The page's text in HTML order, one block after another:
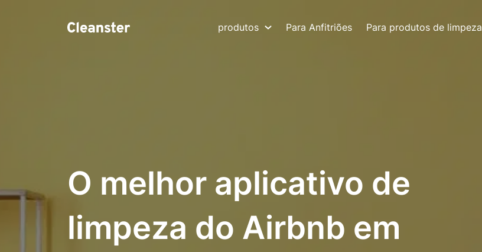
produtos Para Anfitriões Para produtos de limpeza
O melhor aplicativo de
limpeza do Airbnb em